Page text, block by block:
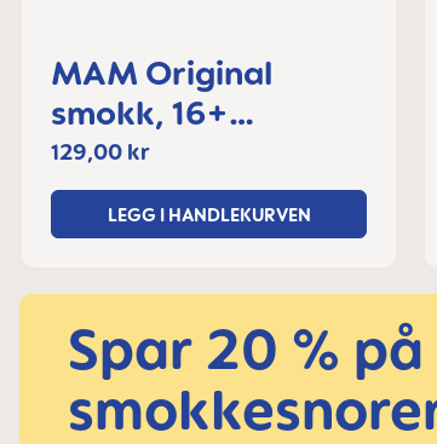
Spar 20 %
MAM Original
smokk, 16+
måneder
129,00 kr
LEGG I HANDLEKURVEN